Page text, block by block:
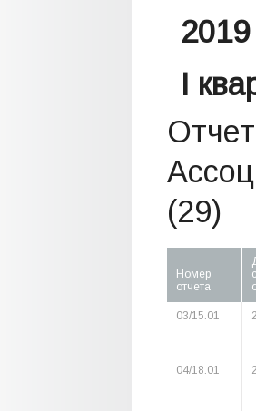
I
(29)
Номер
отчета
03/15.01
04/18.01